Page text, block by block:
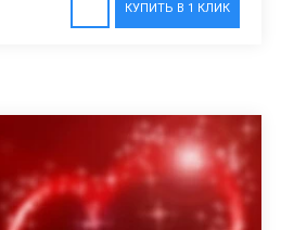
КУПИТЬ В 1 КЛИК